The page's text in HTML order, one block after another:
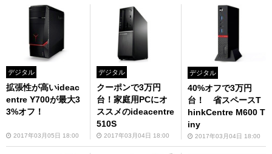
デジタル
拡張性が高いideac
entre Y700が最大3
3%オフ！
2017年03月05日 18:00
デジタル
クーポンで3万円
台！家庭用PCにオ
ススメのideacentre
510S
2017年03月04日 18:00
デジタル
40%オフで3万円
台！ 省スペースT
hinkCentre M600 T
iny
2017年03月04日 18:00